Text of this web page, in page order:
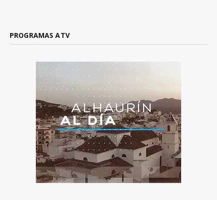
PROGRAMAS ATV